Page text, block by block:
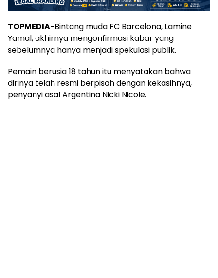
TOPMEDIA-Bintang muda FC Barcelona, Lamine
Yamal, akhirnya mengonfirmasi kabar yang
sebelumnya hanya menjadi spekulasi publik.
Pemain berusia 18 tahun itu menyatakan bahwa
dirinya telah resmi berpisah dengan kekasihnya,
penyanyi asal Argentina Nicki Nicole.